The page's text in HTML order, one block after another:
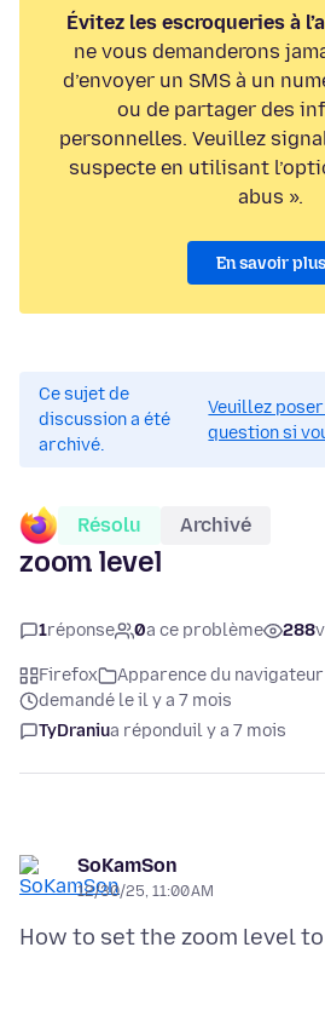
Évitez les escroqueries à
ne vous demanderons
d’envoyer un SMS à un
ou de partager des
personnelles. Veuillez
suspecte en utilisant
abus ».
En savoir plus
Ce sujet de
discussion a été
archivé.
Veuillez
question si
Résolu Archivé
zoom level
1réponse 0a ce problème 288
Firefox
Apparence du navigateur
demandé le il y a 7 mois
TyDraniua réponduil y a 7 mois
SoKamSon
12/30/25, 11:00 AM